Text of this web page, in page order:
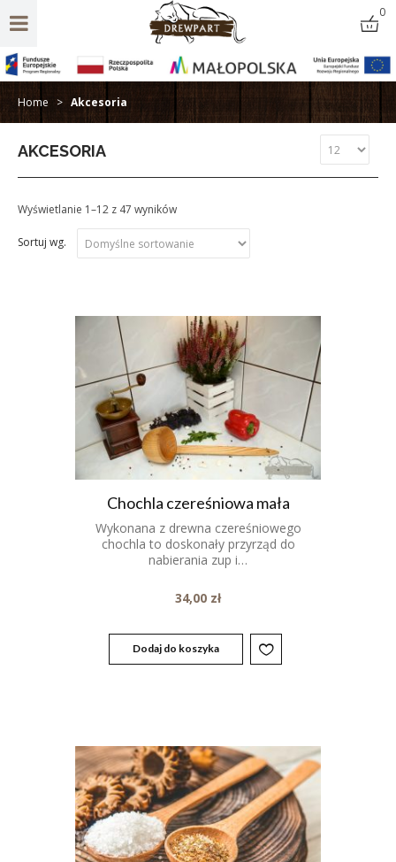
0
Home > Akcesoria
AKCESORIA
Wyświetlanie 1–12 z 47 wyników
Chochla czereśniowa mała
Wykonana z drewna czereśniowego
chochla to doskonały przyrząd do
nabierania zup i…
34,00 zł
Dodaj do koszyka